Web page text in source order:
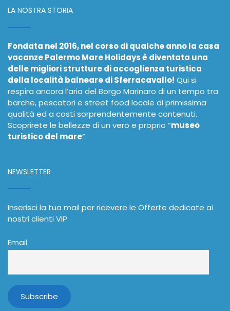
LA NOSTRA STORIA
Fondata nel 2016, nel corso di qualche anno la casa
vacanze Palermo Mare Holidays è diventata una
delle migliori strutture di accoglienza turistica
della località balneare di Sferracavallo! Qui si
respira ancora l’aria del Borgo Marinaro di un tempo tra
barche, pescatori e street food locale di primissima
qualità ed a costi sorprendentemente contenuti.
Scoprirete le bellezze di un vero e proprio “museo
turistico del mare”.
NEWSLETTER
Inserisci la tua mail per ricevere le Offerte dedicate ai
nostri clienti VIP
Email